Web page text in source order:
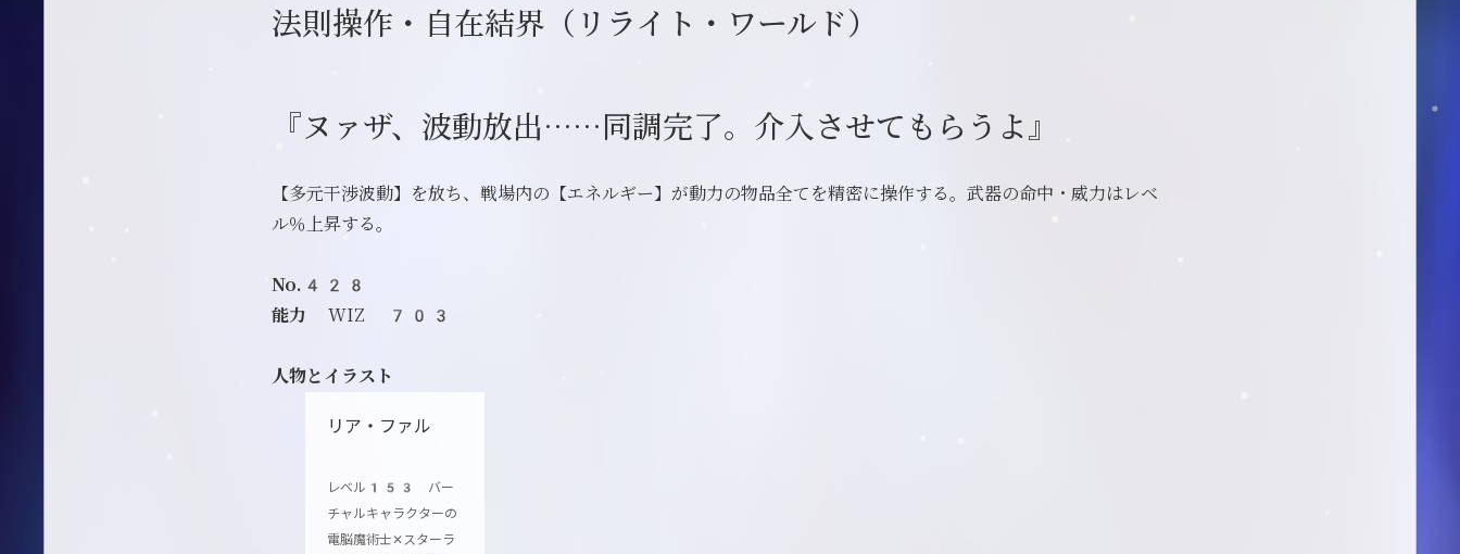
法則操作・自在結界（リライト・ワールド）
『ヌァザ、波動放出……同調完了。介入させてもらうよ』
【多元干渉波動】を放ち、戦場内の【エネルギー】が動力の物品全てを精密に操作する。武器の命中・威力はレベ
ル％上昇する。
No.428
能力WIZ 703
人物とイラスト
リア・ファル
レベル153 バー
チャルキャラクターの
電脳魔術士✕スターラ